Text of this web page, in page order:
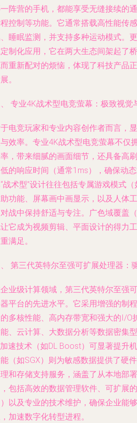
阵营的手机，都能享受无缝接续的
控制等功能。它通常搭载高性能传
睡眠监测，并支持多种运动模式。
制化应用，它在两大生态间架起了
重新配对的烦恼，体现了科技产品
。
专业4K战术型电竞萤幕：极致视觉
电竞玩家和专业内容创作者而言，
效率。专业4K战术型电竞萤幕不仅
，带来细腻的画面细节，还具备高
的响应时间（通常1ms），确保动
战术型”设计往往包括专属游戏模式
功能、屏幕画中画显示，以及人体
战中保持舒适与专注。广色域覆盖（
它成为视频剪辑、平面设计的得力
满足。
第三代英特尔至强可扩展处理器：
业级计算领域，第三代英特尔至强
平台的先进水平。它采用增强的制
多核性能、高内存带宽和强大的I/O
、云计算、大数据分析等数据密集
速技术（如DL Boost）可显著提升
（如SGX）则为敏感数据提供了硬
和存储支持服务，涵盖了从本地部
包括高效的数据管理软件、可扩展
以及专业的技术维护，确保企业能
加速数字化转型进程。